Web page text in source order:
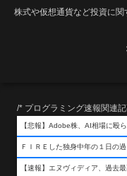
株式や仮想通貨など投資に
/* プログラミング速報関連
【悲報】Adobe株、AI相場に殴
ＦＩＲＥした独身中年の１日の
【速報】エヌヴィディア、過去